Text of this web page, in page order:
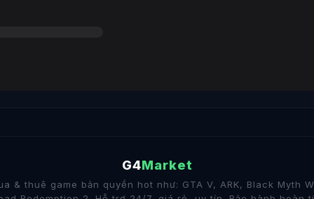
G4Market
& thuê game bản quyền hot như: GTA V, ARK, Black Myth